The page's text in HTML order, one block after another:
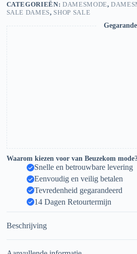
CATEGORIEËN: DAMESMODE,
SALE DAMES, SHOP SALE
Waarom kiezen voor van Beuzekom
Snelle en betrouwbare levering
Eenvoudig en veilig betalen
Tevredenheid gegarandeerd
14 Dagen Retourtermijn
Beschrijving